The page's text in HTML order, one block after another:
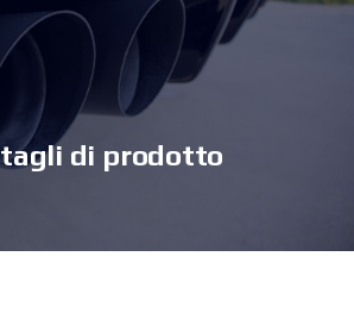
di prodotto